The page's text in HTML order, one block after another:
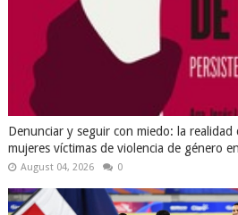
Denunciar y seguir con miedo: la
mujeres víctimas de violencia de género
August 04, 2026 0